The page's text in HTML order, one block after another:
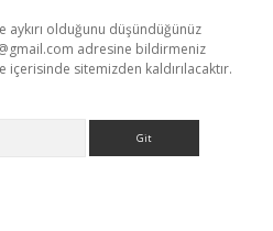
aykırı olduğunu düşündüğünüz
adresine bildirmeniz
sitemizden kaldırılacaktır.